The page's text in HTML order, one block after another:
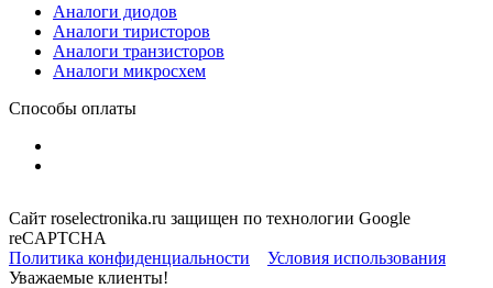
Аналоги диодов
Аналоги тиристоров
Аналоги транзисторов
Аналоги микросхем
Способы оплаты
Сайт roselectronika.ru защищен по технологии Google
reCAPTCHA
Политика конфиденциальности
Условия использования
Уважаемые клиенты!